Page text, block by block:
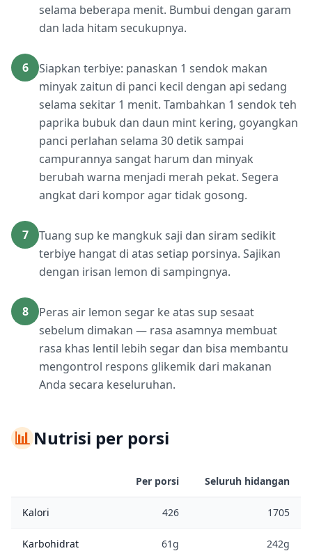
selama beberapa menit. Bumbui dengan garam
dan lada hitam secukupnya.
6
Siapkan terbiye: panaskan 1 sendok makan
minyak zaitun di panci kecil dengan api sedang
selama sekitar 1 menit. Tambahkan 1 sendok teh
paprika bubuk dan daun mint kering, goyangkan
panci perlahan selama 30 detik sampai
campurannya sangat harum dan minyak
berubah warna menjadi merah pekat. Segera
angkat dari kompor agar tidak gosong.
7
Tuang sup ke mangkuk saji dan siram sedikit
terbiye hangat di atas setiap porsinya. Sajikan
dengan irisan lemon di sampingnya.
8
Peras air lemon segar ke atas sup sesaat
sebelum dimakan — rasa asamnya membuat
rasa khas lentil lebih segar dan bisa membantu
mengontrol respons glikemik dari makanan
Anda secara keseluruhan.
📊Nutrisi per porsi
Per porsi Seluruh hidangan
Kalori 426 1705
Karbohidrat 61g 242g